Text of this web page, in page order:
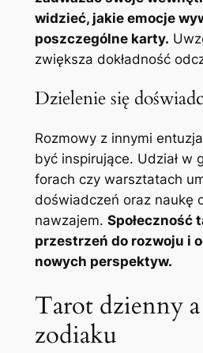
widzieć, jakie emocje
poszczególne karty.
zwiększa dokładność
Dzielenie się
Rozmowy z innymi
być inspirujące. Udział w
forach czy warsztatach
doświadczeń oraz naukę
nawzajem. Społeczność
przestrzeń do rozwoju i
nowych perspektyw.
Tarot dzienny
zodiaku